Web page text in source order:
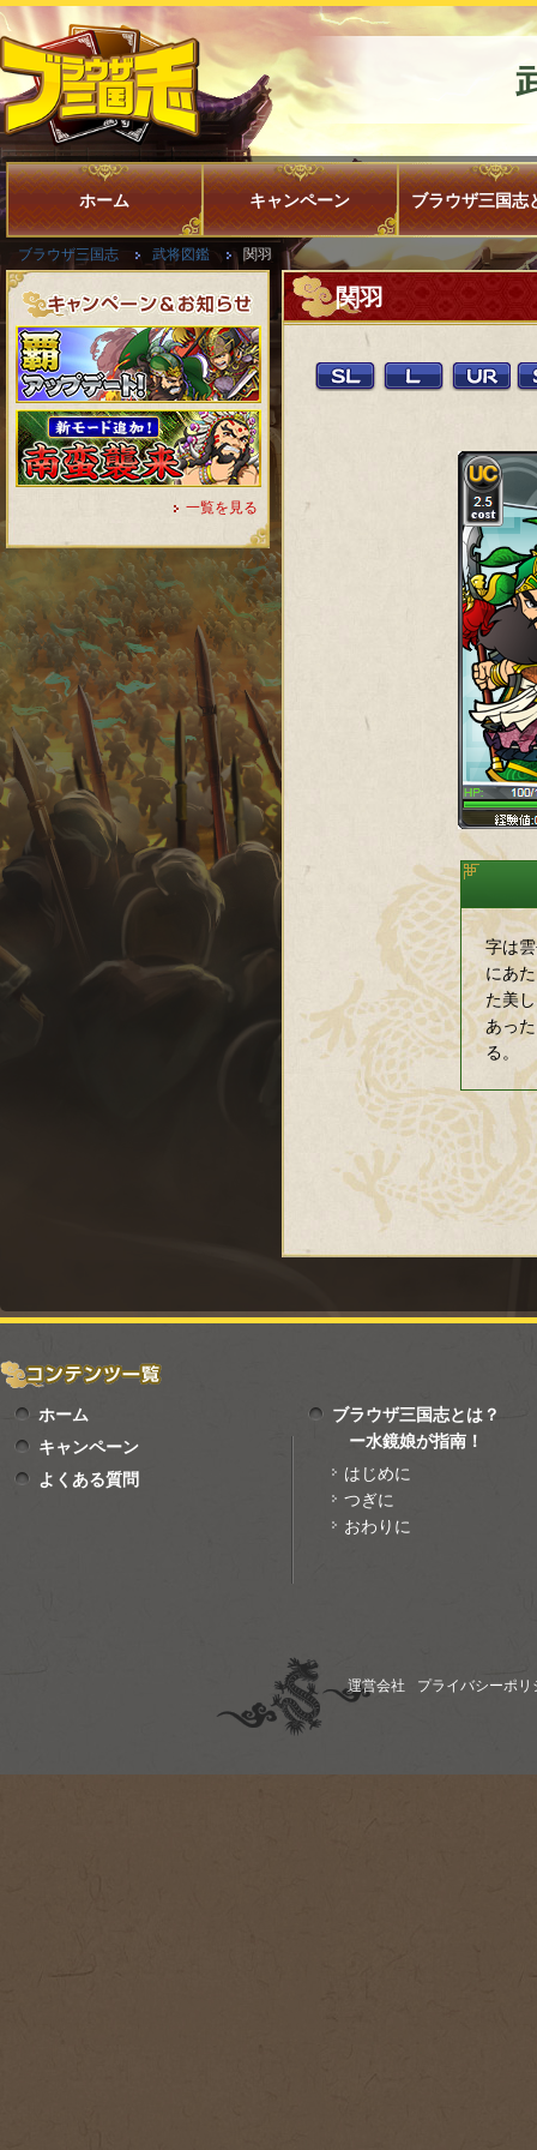
ホーム キャンペーン ブラウザ三国志
ブラウザ三国志 武将図鑑 関羽
一覧を見る
関羽
字は
にあ
た美
あっ
る。
ホーム
キャンペーン
よくある質問
ブラウザ三国志とは？
ー水鏡娘が指南！
はじめに
つぎに
おわりに
運営会社 プライバシーポリ